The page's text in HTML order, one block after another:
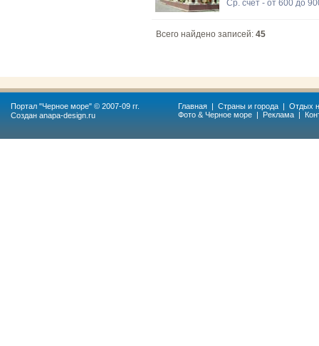
Ср. счет - от 600 до
Всего найдено записей: 45
Портал "Черное море" © 2007-09 гг.
Создан anapa-design.ru
Главная | Страны и города | Отдых
Фото & Черное море | Реклама |